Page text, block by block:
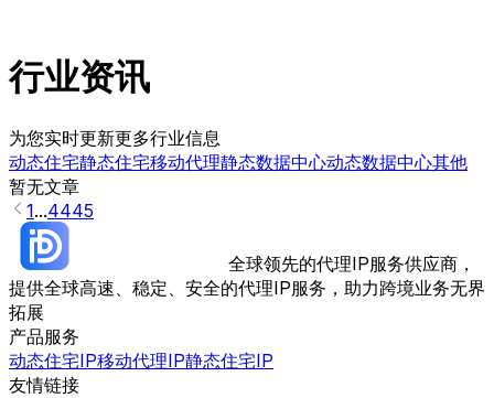
行业资讯
为您实时更新更多行业信息
动态住宅静态住宅移动代理静态数据中心动态数据中心其他
暂无文章
1...4445
全球领先的代理IP服务供应商，
提供全球高速、稳定、安全的代理IP服务，助力跨境业务无界
拓展
产品服务
动态住宅IP移动代理IP静态住宅IP
友情链接